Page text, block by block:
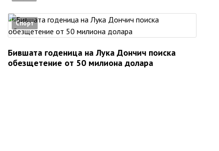
Спорт
Бившата годеница на Лука Дончич поиска
обезщетение от 50 милиона долара